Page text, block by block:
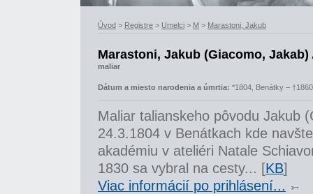
Úvod > Registre > Umelci > M > Marastoni, Jakub
Marastoni, Jakub (Giacomo,
maliar
Dátum a miesto narodenia a úmrtia: *1804, Benátky –
Maliar talianskeho pôvodu Jakub
24.3.1804 v Benátkach kde
akadémiu v ateliéri Natale
1830 sa vybral na cesty... [KB]
Viac informácií po prihlásení...